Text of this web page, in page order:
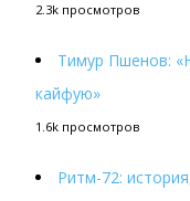
2.3k просмотров
Тимур Пшенов:
кайфую»
1.6k просмотров
Ритм-72: